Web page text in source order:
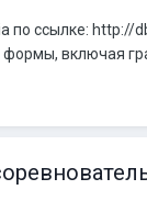
ссылке:
включая